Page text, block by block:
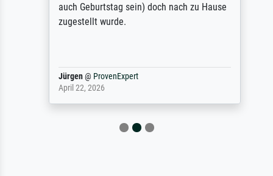
auch Geburtstag sein) doch nach zu Hause
zugestellt wurde.
Jürgen@ProvenExpert
April 22, 2026